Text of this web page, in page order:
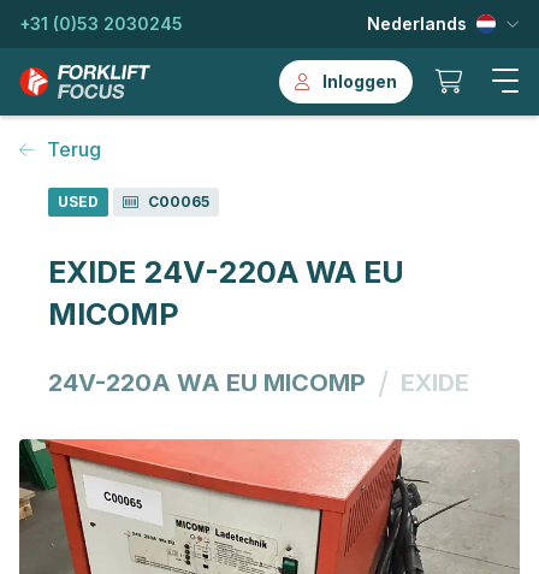
+31 (0)53 2030245 Nederlands
Inloggen
Terug
USED C00065
EXIDE 24V-220A WA EU
MICOMP
24V-220A WA EU MICOMP / EXIDE